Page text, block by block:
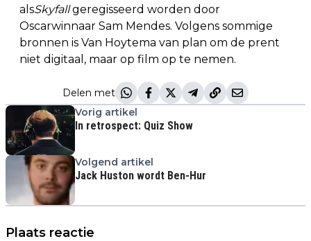
alsSkyfallgeregisseerd worden door
Oscarwinnaar Sam Mendes. Volgens sommige
bronnen is Van Hoytema van plan om de prent
niet digitaal, maar op film op te nemen.
Delen met
Vorig artikel
In retrospect: Quiz Show
Volgend artikel
Jack Huston wordt Ben-Hur
Plaats reactie